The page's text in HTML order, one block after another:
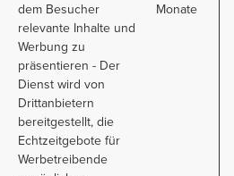
dem Besucher
relevante Inhalte und
Werbung zu
präsentieren - Der
Dienst wird von
Drittanbietern
bereitgestellt, die
Echtzeitgebote für
Werbetreibende
Monate